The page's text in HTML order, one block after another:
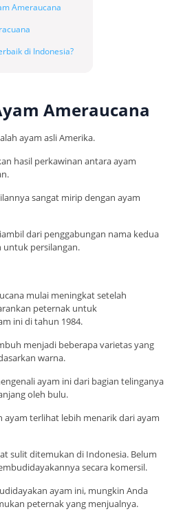
Ameraucana
di Indonesia?
Ameraucana
ayam asli Amerika.
hasil perkawinan antara ayam
sangat mirip dengan ayam
dari penggabungan nama kedua
untuk persilangan.
mulai meningkat setelah
peternak untuk
ini di tahun 1984.
menjadi beberapa varietas yang
warna.
ayam ini dari bagian telinganya
oleh bulu.
terlihat lebih menarik dari ayam
sulit ditemukan di Indonesia. Belum
secara komersil.
ayam ini, mungkin Anda
peternak yang menjualnya.